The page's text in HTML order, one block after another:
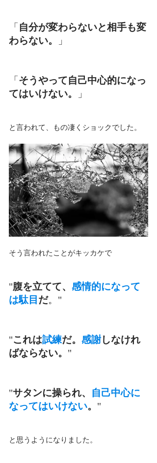
「 自分が変わらないと相手も変
わらない。
」
「 そうやって自己中心的になっ
てはいけない。
」
と言われて、もの凄くショックでした。
そう言われたことがキッカケで
"腹を立てて、 感情的になって
は駄目 だ。"
"これは試練だ。 感謝しなけれ
ばならない。 "
"サタンに操られ、 自己中心に
なってはいけない。 "
と思うようになりました。